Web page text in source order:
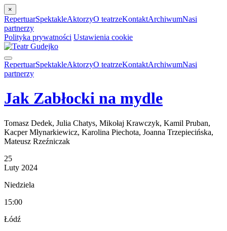
×
RepertuarSpektakleAktorzyO teatrzeKontaktArchiwumNasi
partnerzy
Polityka prywatności Ustawienia cookie
RepertuarSpektakleAktorzyO teatrzeKontaktArchiwumNasi
partnerzy
Jak Zabłocki na mydle
Tomasz Dedek, Julia Chatys, Mikołaj Krawczyk, Kamil Pruban,
Kacper Młynarkiewicz, Karolina Piechota, Joanna Trzepiecińska,
Mateusz Rzeźniczak
25
Luty 2024
Niedziela
15:00
Łódź